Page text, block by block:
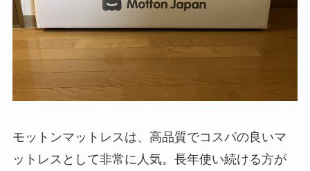
モットンマットレスは、高品質でコスパの良いマ
ットレスとして非常に人気。長年使い続ける方が